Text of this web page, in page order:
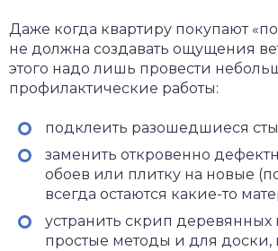
Даже когда квартиру покупают
не должна создавать ощущения
этого надо лишь провести
профилактические работы:
подклеить разошедшиеся
заменить откровенно
обоев или плитку на новые
всегда остаются какие-то
устранить скрип деревянных
простые методы и для доски,